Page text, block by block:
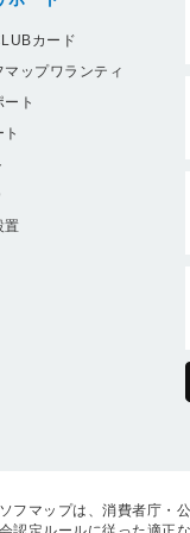
カード
ップワランティ
ト
置
ソフマップは、消費者庁・